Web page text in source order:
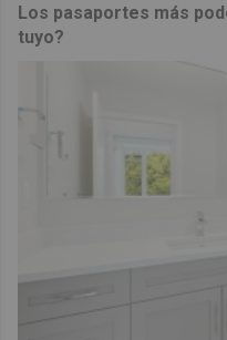
Los pasaportes más
tuyo?